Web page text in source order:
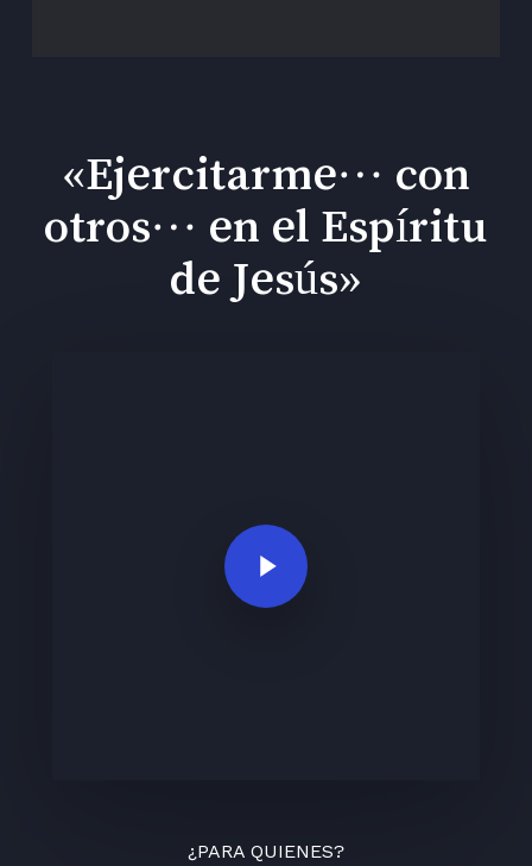
«Ejercitarme… con
otros… en el Espíritu
de Jesús»
Play Video
¿PARA QUIENES?